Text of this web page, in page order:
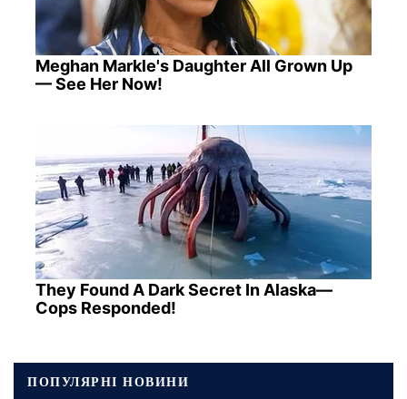
Meghan Markle's Daughter All Grown Up
— See Her Now!
They Found A Dark Secret In Alaska—
Cops Responded!
ПОПУЛЯРНІ НОВИНИ